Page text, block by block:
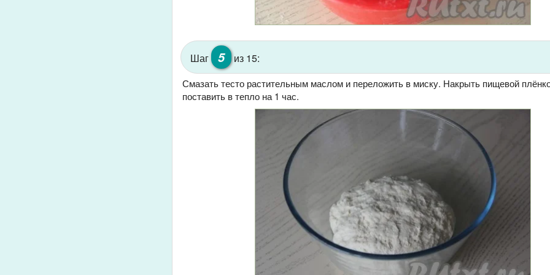
Шаг 5 из 15:
Смазать тесто растительным маслом и переложить в миску. Накрыть пищевой
поставить в тепло на 1 час.